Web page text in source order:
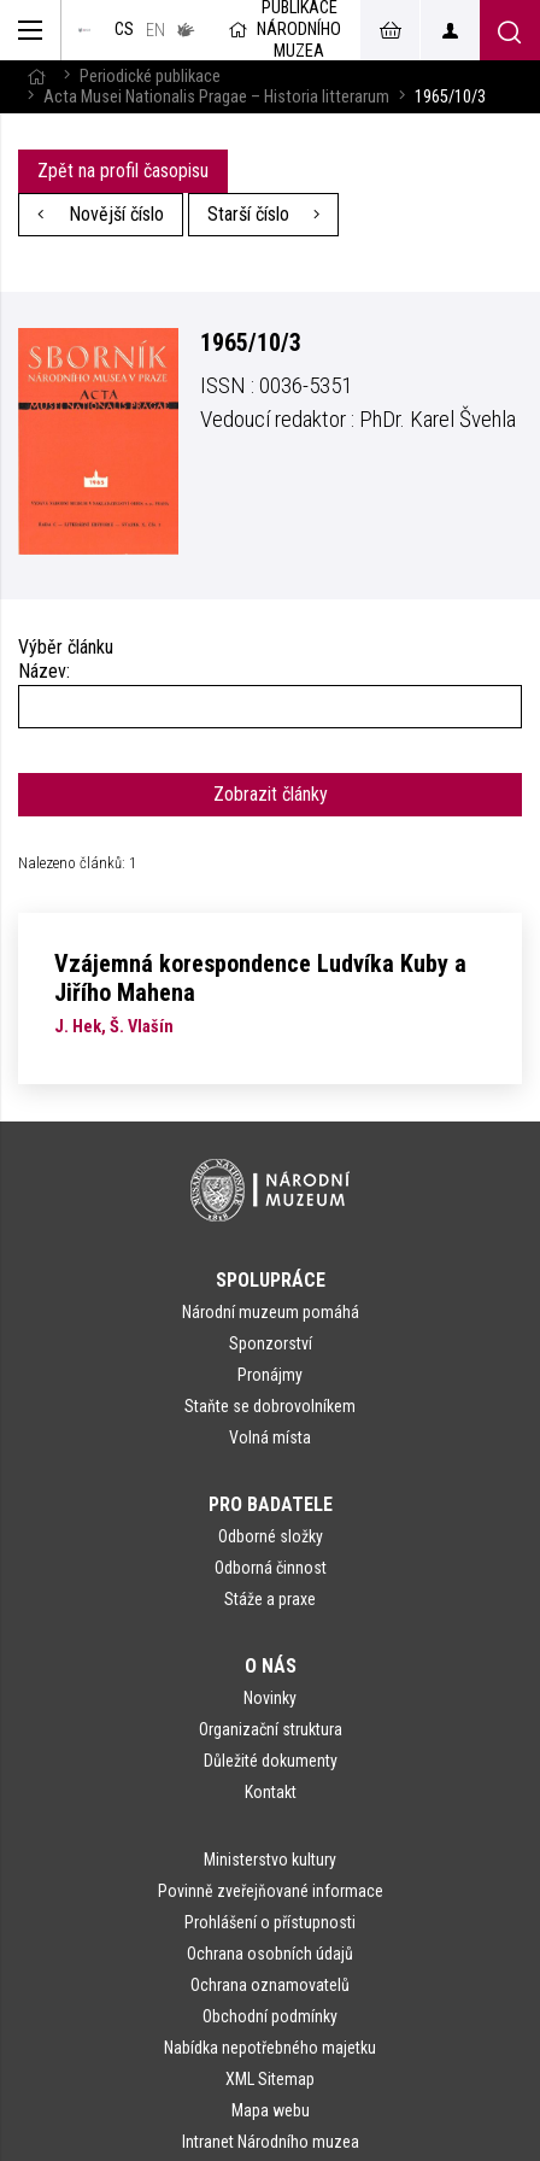
CS EN
v českém
jazyce
PUBLIKACE
NÁRODNÍHO
MUZEA
Periodické publikace
Acta Musei Nationalis Pragae – Historia litterarum
1965/10/3
Zpět na profil časopisu
Novější číslo
Starší číslo
1965/10/3
ISSN : 0036-5351
Vedoucí redaktor : PhDr. Karel Švehla
Výběr článku
Název:
Zobrazit články
Nalezeno článků: 1
Vzájemná korespondence Ludvíka Kuby a
Jiřího Mahena
J. Hek, Š. Vlašín
SPOLUPRÁCE
Národní muzeum pomáhá
Sponzorství
Pronájmy
Staňte se dobrovolníkem
Volná místa
PRO BADATELE
Odborné složky
Odborná činnost
Stáže a praxe
O NÁS
Novinky
Organizační struktura
Důležité dokumenty
Kontakt
Ministerstvo kultury
Povinně zveřejňované informace
Prohlášení o přístupnosti
Ochrana osobních údajů
Ochrana oznamovatelů
Obchodní podmínky
Nabídka nepotřebného majetku
XML Sitemap
Mapa webu
Intranet Národního muzea